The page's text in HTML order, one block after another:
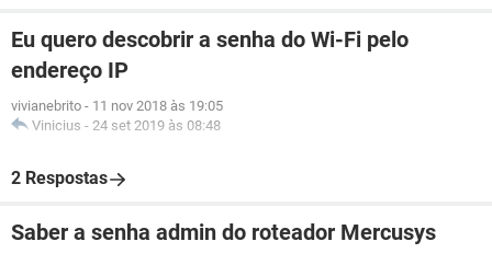
Eu quero descobrir a senha do Wi-Fi pelo
endereço IP
vivianebrito - 11 nov 2018 às 19:05
Vinicius - 24 set 2019 às 08:48
2 Respostas
Saber a senha admin do roteador Mercusys